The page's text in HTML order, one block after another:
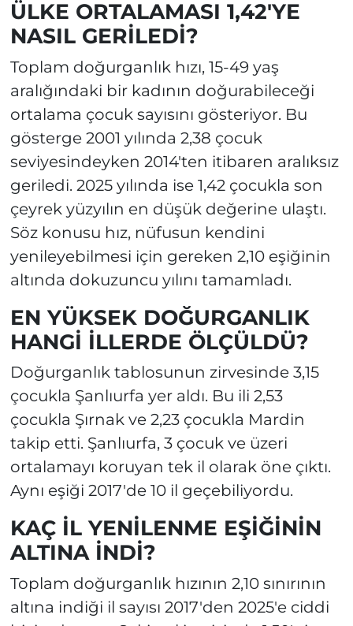
ÜLKE ORTALAMASI 1,42'YE
NASIL GERİLEDİ?
Toplam doğurganlık hızı, 15-49 yaş
aralığındaki bir kadının doğurabileceği
ortalama çocuk sayısını gösteriyor. Bu
gösterge 2001 yılında 2,38 çocuk
seviyesindeyken 2014'ten itibaren aralıksız
geriledi. 2025 yılında ise 1,42 çocukla son
çeyrek yüzyılın en düşük değerine ulaştı.
Söz konusu hız, nüfusun kendini
yenileyebilmesi için gereken 2,10 eşiğinin
altında dokuzuncu yılını tamamladı.
EN YÜKSEK DOĞURGANLIK
HANGİ İLLERDE ÖLÇÜLDÜ?
Doğurganlık tablosunun zirvesinde 3,15
çocukla Şanlıurfa yer aldı. Bu ili 2,53
çocukla Şırnak ve 2,23 çocukla Mardin
takip etti. Şanlıurfa, 3 çocuk ve üzeri
ortalamayı koruyan tek il olarak öne çıktı.
Aynı eşiği 2017'de 10 il geçebiliyordu.
KAÇ İL YENİLENME EŞİĞİNİN
ALTINA İNDİ?
Toplam doğurganlık hızının 2,10 sınırının
altına indiği il sayısı 2017'den 2025'e ciddi